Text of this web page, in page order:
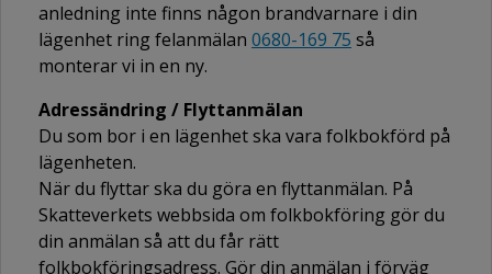
anledning inte finns någon brandvarnare i din
lägenhet ring felanmälan 0680-169 75 så
monterar vi in en ny.
Adressändring / Flyttanmälan
Du som bor i en lägenhet ska vara folkbokförd på
lägenheten.
När du flyttar ska du göra en flyttanmälan. På
Skatteverkets webbsida om folkbokföring gör du
din anmälan så att du får rätt
folkbokföringsadress. Gör din anmälan i förväg